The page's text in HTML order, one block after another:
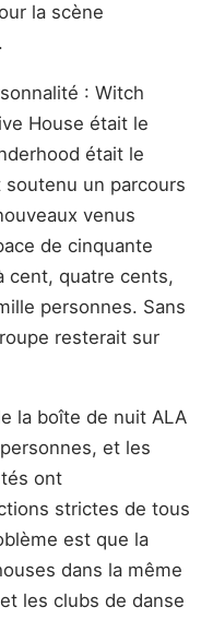
la scène
: Witch
House était le
était le
un parcours
venus
de cinquante
cent, quatre cents,
personnes. Sans
resterait sur
la boîte de nuit ALA
et les
ont
strictes de tous
est que la
dans la même
les clubs de danse